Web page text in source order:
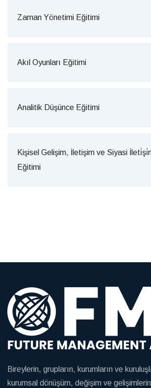
Zaman Yönetimi Eğitimi
Akıl Oyunları Eğitimi
Analitik Düşünce Eğitimi
Kişisel Gelişim, İletişim ve Siyasi
Eğitimi
Bireylerin, grupların, kurumların ve
kurumsal dönüşüm, değişim ve